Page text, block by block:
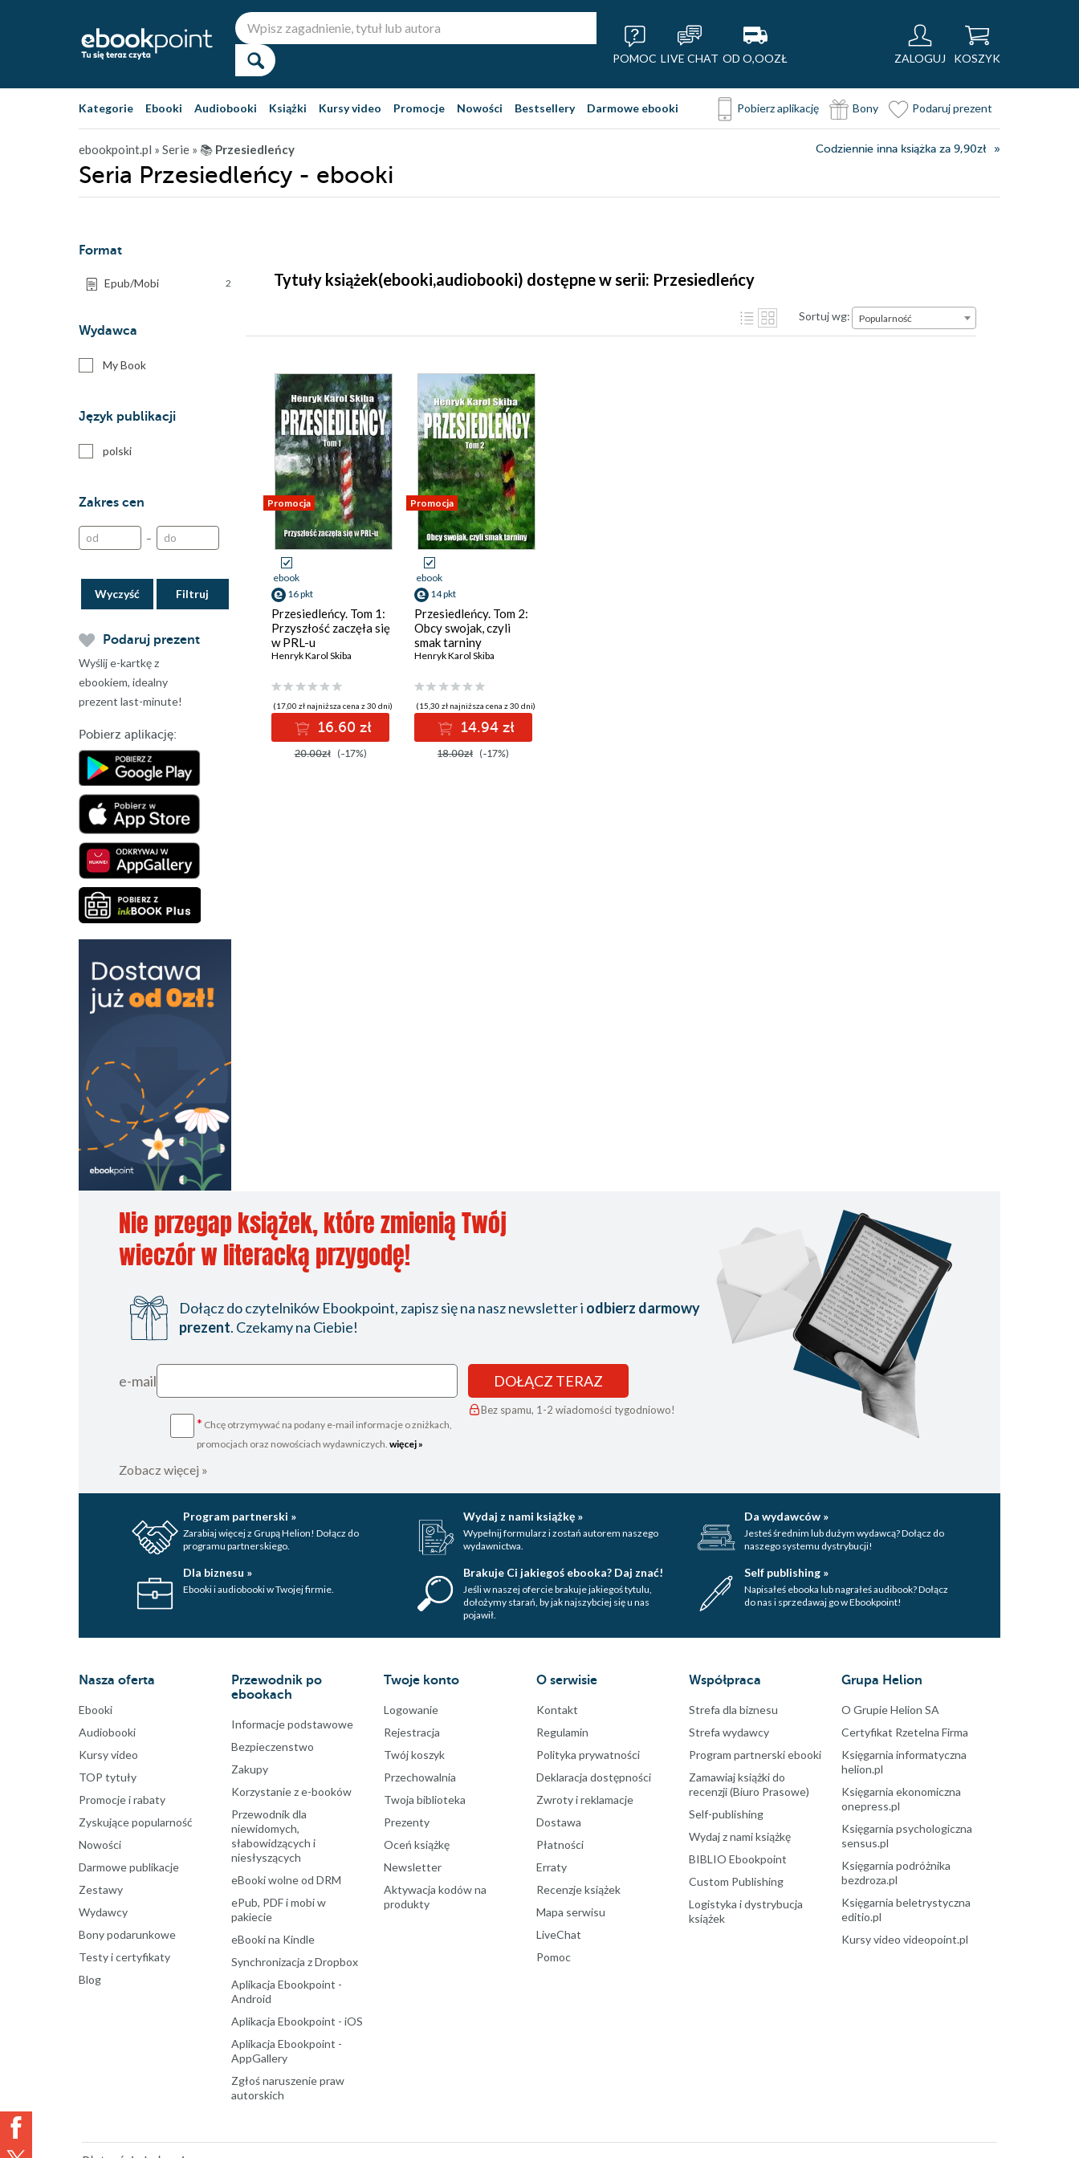
POMOC LIVE CHAT OD O,OOZŁ ZALOGUJ KOSZYK
Kategorie Ebooki Audiobooki Książki Kursy video Promocje Nowości Bestsellery Darmowe ebooki Pobierz aplikację Bony Podaruj prezent
ebookpoint.pl » Serie » 📚 Przesiedleńcy Codziennie inna książka za 9,90zł
Seria Przesiedleńcy - ebooki
Format
Epub/Mobi 2
Wydawca
My Book
Język publikacji
polski
Zakres cen
–
Wyczyść
Podaruj prezent
Wyślij e-kartkę z
ebookiem, idealny
prezent last-minute!
Pobierz aplikację:
Tytuły książek(ebooki,audiobooki) dostępne w serii: Przesiedleńcy
Sortuj wg: Popularność
Promocja
ebook
16 pkt
Przesiedleńcy. Tom 1:
Przyszłość zaczęła się
w PRL-u
Henryk Karol Skiba
(17,00 zł najniższa cena z 30 dni)
16.60 zł
20.00zł (-17%)
Promocja
ebook
14 pkt
Przesiedleńcy. Tom 2:
Obcy swojak, czyli
smak tarniny
Henryk Karol Skiba
(15,30 zł najniższa cena z 30 dni)
14.94 zł
18.00zł (-17%)
Nie przegap książek, które zmienią Twój
wieczór w literacką przygodę!
Dołącz do czytelników Ebookpoint, zapisz się na nasz newsletter i odbierz darmowy
prezent. Czekamy na Ciebie!
e-mail
* Chcę otrzymywać na podany e-mail informacje o zniżkach,
promocjach oraz nowościach wydawniczych. więcej »
DOŁĄCZ TERAZ
Bez spamu, 1-2 wiadomości tygodniowo!
Zobacz więcej »
Program partnerski »
Zarabiaj więcej z Grupą Helion! Dołącz do
programu partnerskiego.
Wydaj z nami książkę »
Wypełnij formularz i zostań autorem naszego
wydawnictwa.
Da wydawców »
Jesteś średnim lub dużym wydawcą? Dołącz do
naszego systemu dystrybucji!
Dla biznesu »
Ebooki i audiobooki w Twojej firmie.
Brakuje Ci jakiegoś ebooka? Daj znać!
Jeśli w naszej ofercie brakuje jakiegoś tytulu,
dołożymy starań, by jak najszybciej się u nas
pojawił.
Self publishing »
Napisałeś ebooka lub nagrałeś audibook? Dołącz
do nas i sprzedawaj go w Ebookpoint!
Nasza oferta
Ebooki
Audiobooki
Kursy video
TOP tytuły
Promocje i rabaty
Zyskujące popularność
Nowości
Darmowe publikacje
Zestawy
Wydawcy
Bony podarunkowe
Testy i certyfikaty
Blog
Przewodnik po
ebookach
Informacje podstawowe
Bezpieczenstwo
Zakupy
Korzystanie z e-booków
Przewodnik dla
niewidomych,
słabowidzących i
niesłyszących
eBooki wolne od DRM
ePub, PDF i mobi w
pakiecie
eBooki na Kindle
Synchronizacja z Dropbox
Aplikacja Ebookpoint -
Android
Aplikacja Ebookpoint - iOS
Aplikacja Ebookpoint -
AppGallery
Zgłoś naruszenie praw
autorskich
Twoje konto
Logowanie
Rejestracja
Twój koszyk
Przechowalnia
Twoja biblioteka
Prezenty
Oceń książkę
Newsletter
Aktywacja kodów na
produkty
O serwisie
Kontakt
Regulamin
Polityka prywatności
Deklaracja dostępności
Zwroty i reklamacje
Dostawa
Płatności
Erraty
Recenzje książek
Mapa serwisu
LiveChat
Pomoc
Współpraca
Strefa dla biznesu
Strefa wydawcy
Program partnerski ebooki
Zamawiaj książki do
recenzji (Biuro Prasowe)
Self-publishing
Wydaj z nami książkę
BIBLIO Ebookpoint
Custom Publishing
Logistyka i dystrybucja
książek
Grupa Helion
O Grupie Helion SA
Certyfikat Rzetelna Firma
Księgarnia informatyczna
helion.pl
Księgarnia ekonomiczna
onepress.pl
Księgarnia psychologiczna
sensus.pl
Księgarnia podróżnika
bezdroza.pl
Księgarnia beletrystyczna
editio.pl
Kursy video videopoint.pl